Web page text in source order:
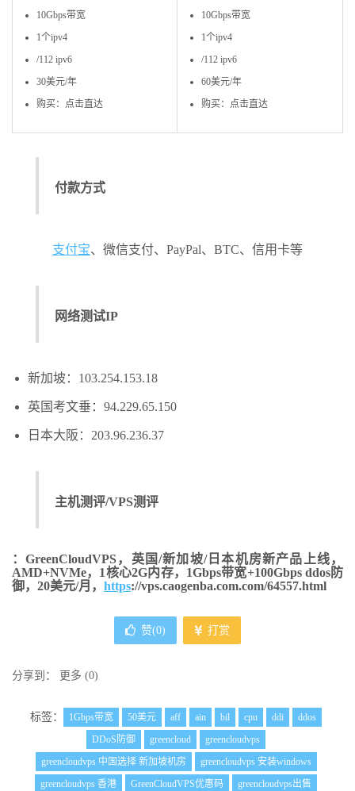
10Gbps带宽
1个ipv4
/112 ipv6
30美元/年
购买：点击直达
10Gbps带宽
1个ipv4
/112 ipv6
60美元/年
购买：点击直达
付款方式
支付宝、微信支付、PayPal、BTC、信用卡等
网络测试IP
新加坡：103.254.153.18
英国考文垂：94.229.65.150
日本大阪：203.96.236.37
主机测评/VPS测评
：GreenCloudVPS，英国/新加坡/日本机房新产品上线，
AMD+NVMe，1核心2G内存，1Gbps带宽+100Gbps ddos防
御，20美元/月， https://vps.caogenba.com.com/64557.html
赞(0) 打赏
分享到： 更多 (0)
标签： 1Gbps带宽 50美元 aff ain bil cpu ddi
ddos
DDoS防御
greencloud
greencloudvps
greencloudvps 中国选择 新加坡机房
greencloudvps 安装windows
greencloudvps 香港
GreenCloudVPS优惠码
greencloudvps出售